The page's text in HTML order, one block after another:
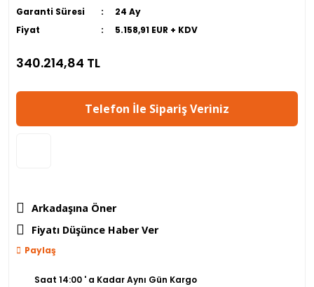
Garanti Süresi
24 Ay
Fiyat
5.158,91 EUR + KDV
340.214,84 TL
Telefon İle Sipariş Veriniz
Arkadaşına Öner
Fiyatı Düşünce Haber Ver
Paylaş
Saat 14:00 ' a Kadar Aynı Gün Kargo